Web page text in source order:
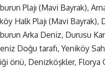
Plajı (Mavi Bayrak),
Halk Plajı (Mavi Bayrak),
Arka Deniz, Durusu
Doğu tarafı, Yeniköy
önü, Denizköşkler, Florya